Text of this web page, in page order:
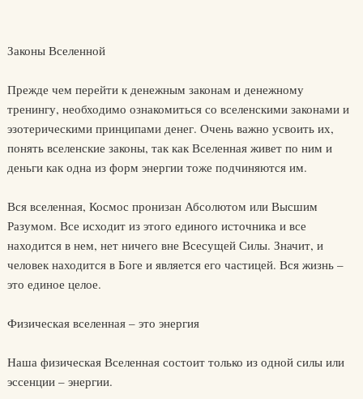
Законы Вселенной
Прежде чем перейти к денежным законам и денежному
тренингу, необходимо ознакомиться со вселенскими законами и
эзотерическими принципами денег. Очень важно усвоить их,
понять вселенские законы, так как Вселенная живет по ним и
деньги как одна из форм энергии тоже подчиняются им.
Вся вселенная, Космос пронизан Абсолютом или Высшим
Разумом. Все исходит из этого единого источника и все
находится в нем, нет ничего вне Всесущей Силы. Значит, и
человек находится в Боге и является его частицей. Вся жизнь –
это единое целое.
Физическая вселенная – это энергия
Наша физическая Вселенная состоит только из одной силы или
эссенции – энергии.